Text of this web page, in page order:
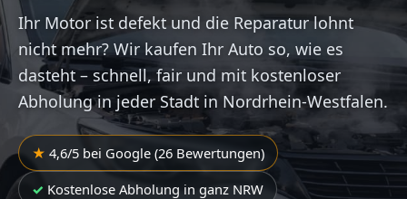
Ihr Motor ist defekt und die Reparatur lohnt
nicht mehr? Wir kaufen Ihr Auto so, wie es
dasteht – schnell, fair und mit kostenloser
Abholung in jeder Stadt in Nordrhein-Westfalen.
4,6/5 bei Google (26 Bewertungen)
Kostenlose Abholung in ganz NRW